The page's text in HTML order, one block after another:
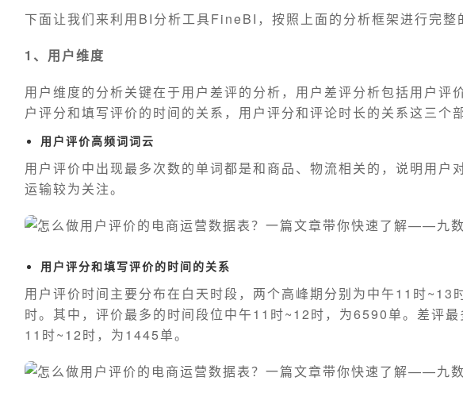
下面让我们来利用BI分析工具FineBI，按照上面的分析框架进行完整
1、用户维度
用户维度的分析关键在于用户差评的分析，用户差评分析包括用户评
户评分和填写评价的时间的关系，用户评分和评论时长的关系这三个部
用户评价高频词词云
用户评价中出现最多次数的单词都是和商品、物流相关的，说明用户
运输较为关注。
用户评分和填写评价的时间的关系
用户评价时间主要分布在白天时段，两个高峰期分别为中午11时~13
时。其中，评价最多的时间段位中午11时~12时，为6590单。差评
11时~12时，为1445单。